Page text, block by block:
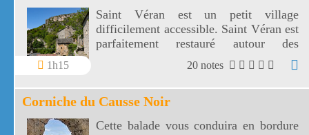
1h15
Saint Véran est un petit village
difficilement accessible. Saint Véran est
parfaitement restauré autour des
vestiges de son château.
20 notes
Corniche du Causse Noir
Cette balade vous conduira en bordure